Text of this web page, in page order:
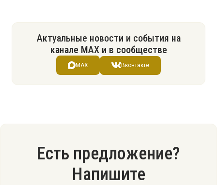
Актуальные новости и события на
канале МАХ и в сообществе
MAX Вконтакте
Есть предложение?
Напишите